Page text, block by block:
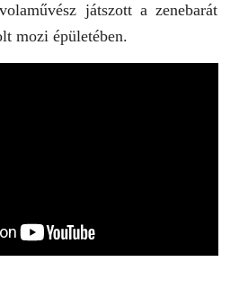
játszott a zenebarát
mozi épületében.